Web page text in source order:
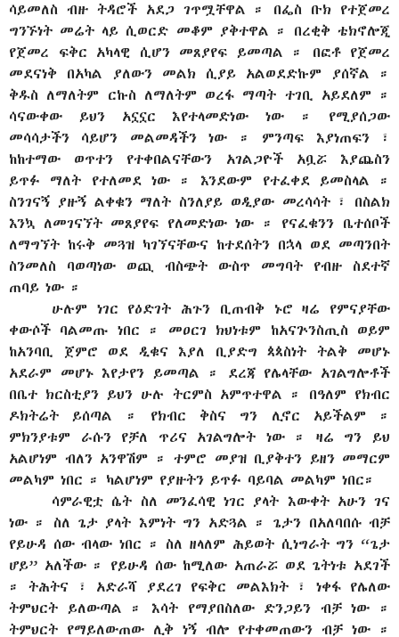
ሳይመለስ ብዙ ትዳሮች አደጋ ገጥሟቸዋል ። በፌስ ቡክ የተጀመረ
ግንኙነት መሬት ላይ ሲወርድ መቆም ያቅተዋል ። በረቂቅ ቴክኖሎጂ
የጀመረ ፍቅር አካላዊ ሲሆን መጸያየፍ ይመጣል ። በፎቶ የጀመረ
መደናነቅ በአካል ያለውን መልክ ሲያይ አልወደድኩም ያሰኛል ።
ቅዱስ ለማለትም ርኩስ ለማለትም ወረፋ ማጣት ተገቢ አይደለም ።
ሳናውቀው ይህን አኗኗር እየተላመድነው ነው ። የሚያሰጋው
መሳሳታችን ሳይሆን መልመዳችን ነው ። ምንጣፍ እያነጠፍን ፣
ከከተማው ወጥተን የተቀበልናቸውን አገልጋዮች አቧሯ እያጨስን
ይጥፉ ማለት የተለመደ ነው ። እንደውም የተፈቀደ ይመስላል ።
ስንገናኝ ያዙኝ ልቀቁን ማለት ስንለያይ ወዲያው መረሳሳት ፣ በስልክ
እንኳ ለመገናኘት መጸያየፍ የለመድነው ነው ። የናፈቁንን ቤተሰቦች
ለማግኘት ከሩቅ መጓዝ ካገኘናቸውና ከተደሰትን በኋላ ወደ መጣንበት
ስንመለስ ባወጣነው ወጪ ብስጭት ውስጥ መግባት የብዙ ስደተኛ
ጠባይ ነው ።
ሁሉም ነገር የዕድገት ሕጉን ቢጠብቅ ኑሮ ዛሬ የምናያቸው
ቀውሶች ባልመጡ ነበር ። መዐርገ ክህነቱም ከአናጕንስጢስ ወይም
ከአንባቢ ጀምሮ ወደ ዲቁና እያለ ቢያድግ ጳጳስነት ትልቅ መሆኑ
አደራም መሆኑ እየታየን ይመጣል ። ደረጃ የሌላቸው አገልግሎቶች
በቤተ ክርስቲያን ይህን ሁሉ ትርምስ አምጥተዋል ። በዓለም የክብር
ዶክትሬት ይሰጣል ። የክብር ቅስና ግን ሊኖር አይችልም ።
ምክንያቱም ራሱን የቻለ ጥሪና አገልግሎት ነው ። ዛሬ ግን ይህ
አልሆነም ብለን አንዋሽም ። ተምሮ መያዝ ቢያቅተን ይዘን መማርም
መልካም ነበር ። ካልሆነም የያዙትን ይጥፉ ባይባል መልካም ነበር።
ሳምራዊቷ ሴት ስለ መንፈሳዊ ነገር ያላት እውቀት አሁን ገና
ነው ። ስለ ጌታ ያላት እምነት ግን አድጓል ። ጌታን በአለባበሱ ብቻ
የይሁዳ ሰው ብላው ነበር ። ስለ ዘላለም ሕይወት ሲነግራት ግን “ጌታ
ሆይ” አለችው ። የይሁዳ ሰው ከሚለው አጠራሯ ወደ ጌትነቱ አደገች
። ትሕትና ፣ አድራሻ ያደረገ የፍቅር መልእክት ፣ ነቀፋ የሌለው
ትምህርት ይለውጣል ። እሳት የማያበስለው ድንጋይን ብቻ ነው ።
ትምህርት የማይለውጠው ሊቅ ነኝ ብሎ የተቀመጠውን ብቻ ነው ።